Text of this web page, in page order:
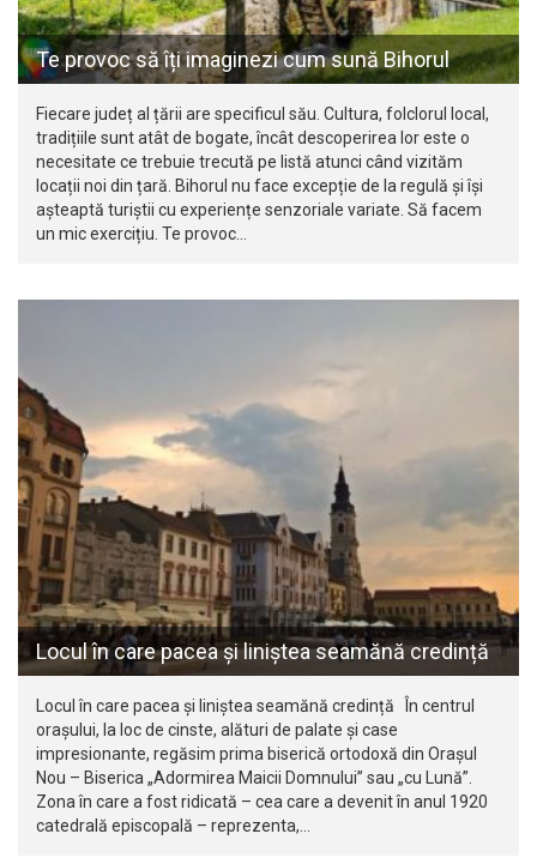
Te provoc să îți imaginezi cum sună Bihorul
Fiecare județ al țării are specificul său. Cultura, folclorul local,
tradițiile sunt atât de bogate, încât descoperirea lor este o
necesitate ce trebuie trecută pe listă atunci când vizităm
locații noi din țară. Bihorul nu face excepție de la regulă și își
așteaptă turiștii cu experiențe senzoriale variate. Să facem
un mic exercițiu. Te provoc…
Locul în care pacea și liniștea seamănă credință
Locul în care pacea și liniștea seamănă credință În centrul
orașului, la loc de cinste, alături de palate și case
impresionante, regăsim prima biserică ortodoxă din Orașul
Nou – Biserica „Adormirea Maicii Domnului” sau „cu Lună”.
Zona în care a fost ridicată – cea care a devenit în anul 1920
catedrală episcopală – reprezenta,…